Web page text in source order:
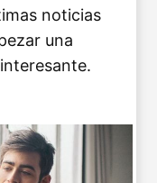
noticias
una